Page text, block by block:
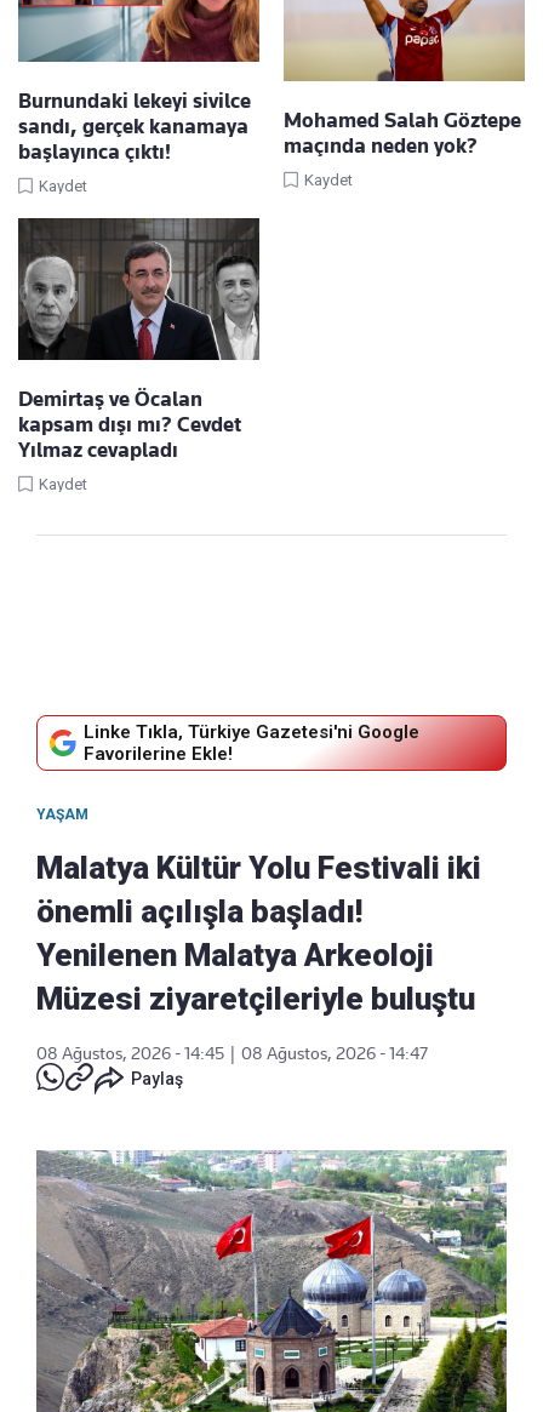
Burnundaki lekeyi sivilce
sandı, gerçek kanamaya
başlayınca çıktı!
Kaydet
Mohamed Salah Göztepe
maçında neden yok?
Kaydet
Demirtaş ve Öcalan
kapsam dışı mı? Cevdet
Yılmaz cevapladı
Kaydet
Linke Tıkla, Türkiye Gazetesi'ni Google
Favorilerine Ekle!
YAŞAM
Malatya Kültür Yolu Festivali iki
önemli açılışla başladı!
Yenilenen Malatya Arkeoloji
Müzesi ziyaretçileriyle buluştu
08 Ağustos, 2026 - 14:45
08 Ağustos, 2026 - 14:47
Paylaş